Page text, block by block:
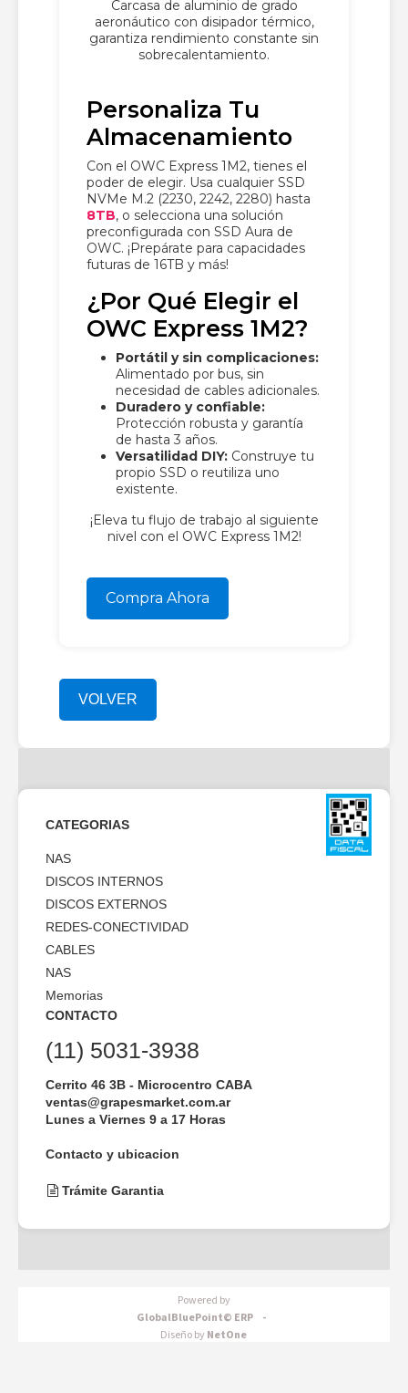
Carcasa de aluminio de grado
aeronáutico con disipador térmico,
garantiza rendimiento constante sin
sobrecalentamiento.
Personaliza Tu
Almacenamiento
Con el OWC Express 1M2, tienes el
poder de elegir. Usa cualquier SSD
NVMe M.2 (2230, 2242, 2280) hasta
8TB, o selecciona una solución
preconfigurada con SSD Aura de
OWC. ¡Prepárate para capacidades
futuras de 16TB y más!
¿Por Qué Elegir el
OWC Express 1M2?
Portátil y sin complicaciones:
Alimentado por bus, sin
necesidad de cables adicionales.
Duradero y confiable:
Protección robusta y garantía
de hasta 3 años.
Versatilidad DIY: Construye tu
propio SSD o reutiliza uno
existente.
¡Eleva tu flujo de trabajo al siguiente
nivel con el OWC Express 1M2!
Compra Ahora
VOLVER
CATEGORIAS
NAS
DISCOS INTERNOS
DISCOS EXTERNOS
REDES-CONECTIVIDAD
CABLES
NAS
Memorias
CONTACTO
(11) 5031-3938
Cerrito 46 3B - Microcentro CABA
ventas@grapesmarket.com.ar
Lunes a Viernes 9 a 17 Horas
Contacto y ubicacion
Trámite Garantia
Powered by
GlobalBluePoint© ERP -
Diseño byNetOne